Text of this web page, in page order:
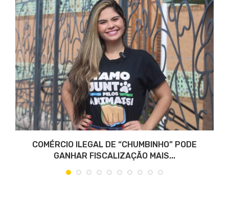
COMÉRCIO ILEGAL DE “CHUMBINHO” PODE
GANHAR FISCALIZAÇÃO MAIS...